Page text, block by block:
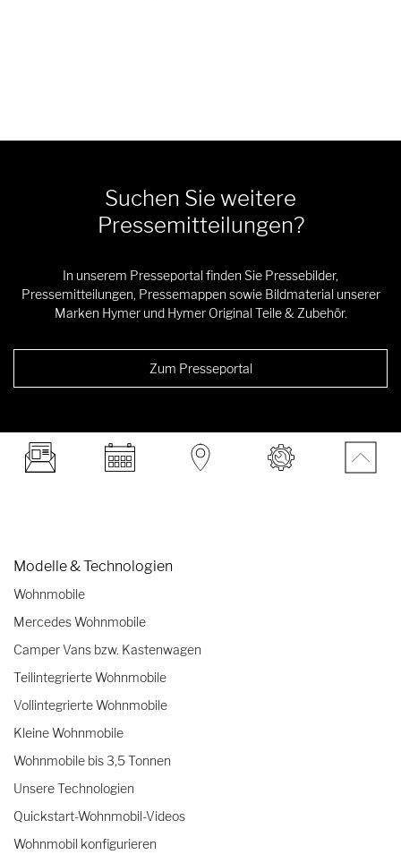
Suchen Sie weitere
Pressemitteilungen?
In unserem Presseportal finden Sie Pressebilder,
Pressemitteilungen, Pressemappen sowie Bildmaterial unserer
Marken Hymer und Hymer Original Teile & Zubehör.
Zum Presseportal
Modelle & Technologien
Wohnmobile
Mercedes Wohnmobile
Camper Vans bzw. Kastenwagen
Teilintegrierte Wohnmobile
Vollintegrierte Wohnmobile
Kleine Wohnmobile
Wohnmobile bis 3,5 Tonnen
Unsere Technologien
Quickstart-Wohnmobil-Videos
Wohnmobil konfigurieren